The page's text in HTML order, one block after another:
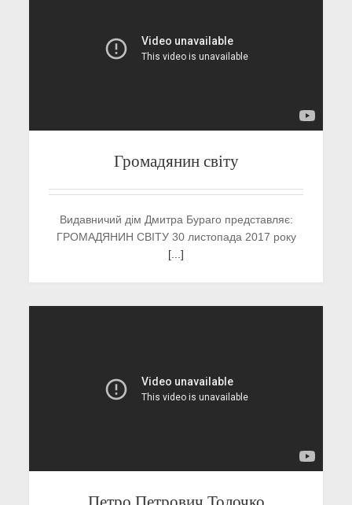
Громадянин світу
Видавничий дім Дмитра Бураго представляє:
ГРОМАДЯНИН СВІТУ 30 листопада 2017 року
[...]